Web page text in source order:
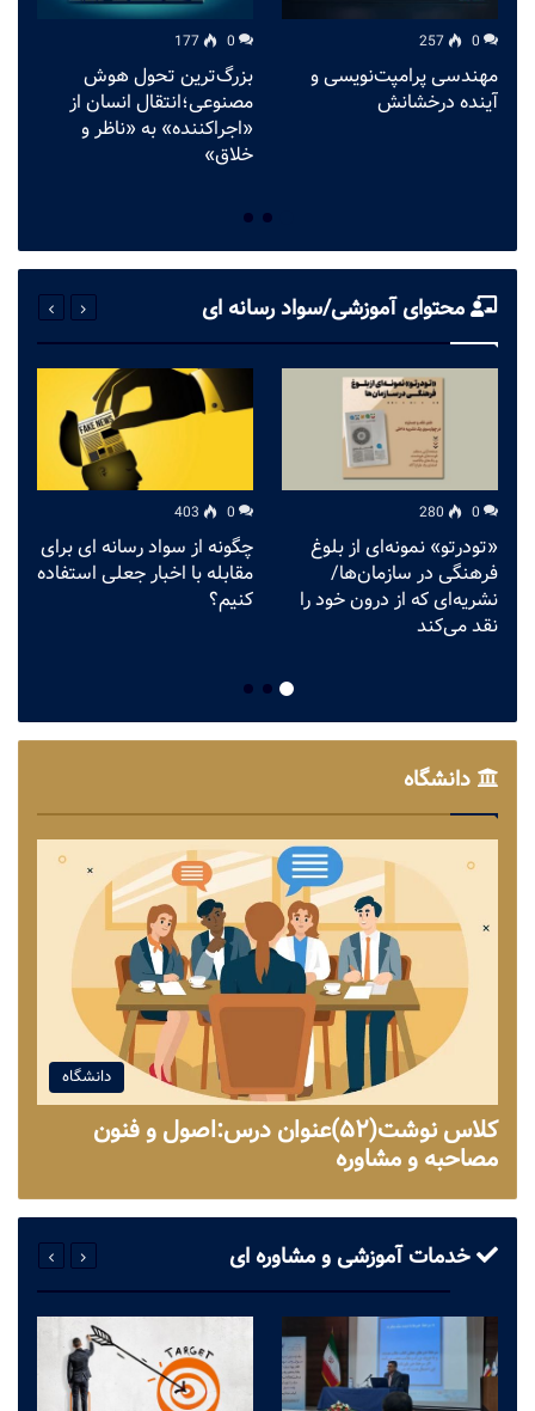
0
257
مهندسی پرامپت‌نویسی و
آینده درخشانش
0
177
بزرگ‌ترین تحول هوش
مصنوعی؛انتقال انسان از
«اجراکننده» به «ناظر و
خلاق»
محتوای آموزشی/سواد رسانه ای
0
280
«تودرتو» نمونه‌ای از بلوغ
فرهنگی در سازمان‌ها/
نشریه‌ای که از درون خود را
نقد می‌کند
0
403
چگونه از سواد رسانه ای برای
مقابله با اخبار جعلی استفاده
کنیم؟
دانشگاه
دانشگاه
کلاس نوشت(۵۲)عنوان درس:اصول و فنون
مصاحبه و مشاوره
خدمات آموزشی و مشاوره ای